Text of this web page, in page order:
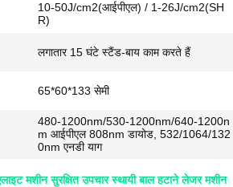
10-50J/cm2(आईपीएल) / 1-26J/cm2(SH
R)
लगातार 15 घंटे स्टैंड-बाय काम करते हैं
65*60*133 सेमी
480-1200nm/530-1200nm/640-1200n
m आईपीएल 808nm डायोड, 532/1064/132
0nm एनडी याग
मशीन सुरक्षित उपचार स्थायी बाल हटाने लेजर मशीन